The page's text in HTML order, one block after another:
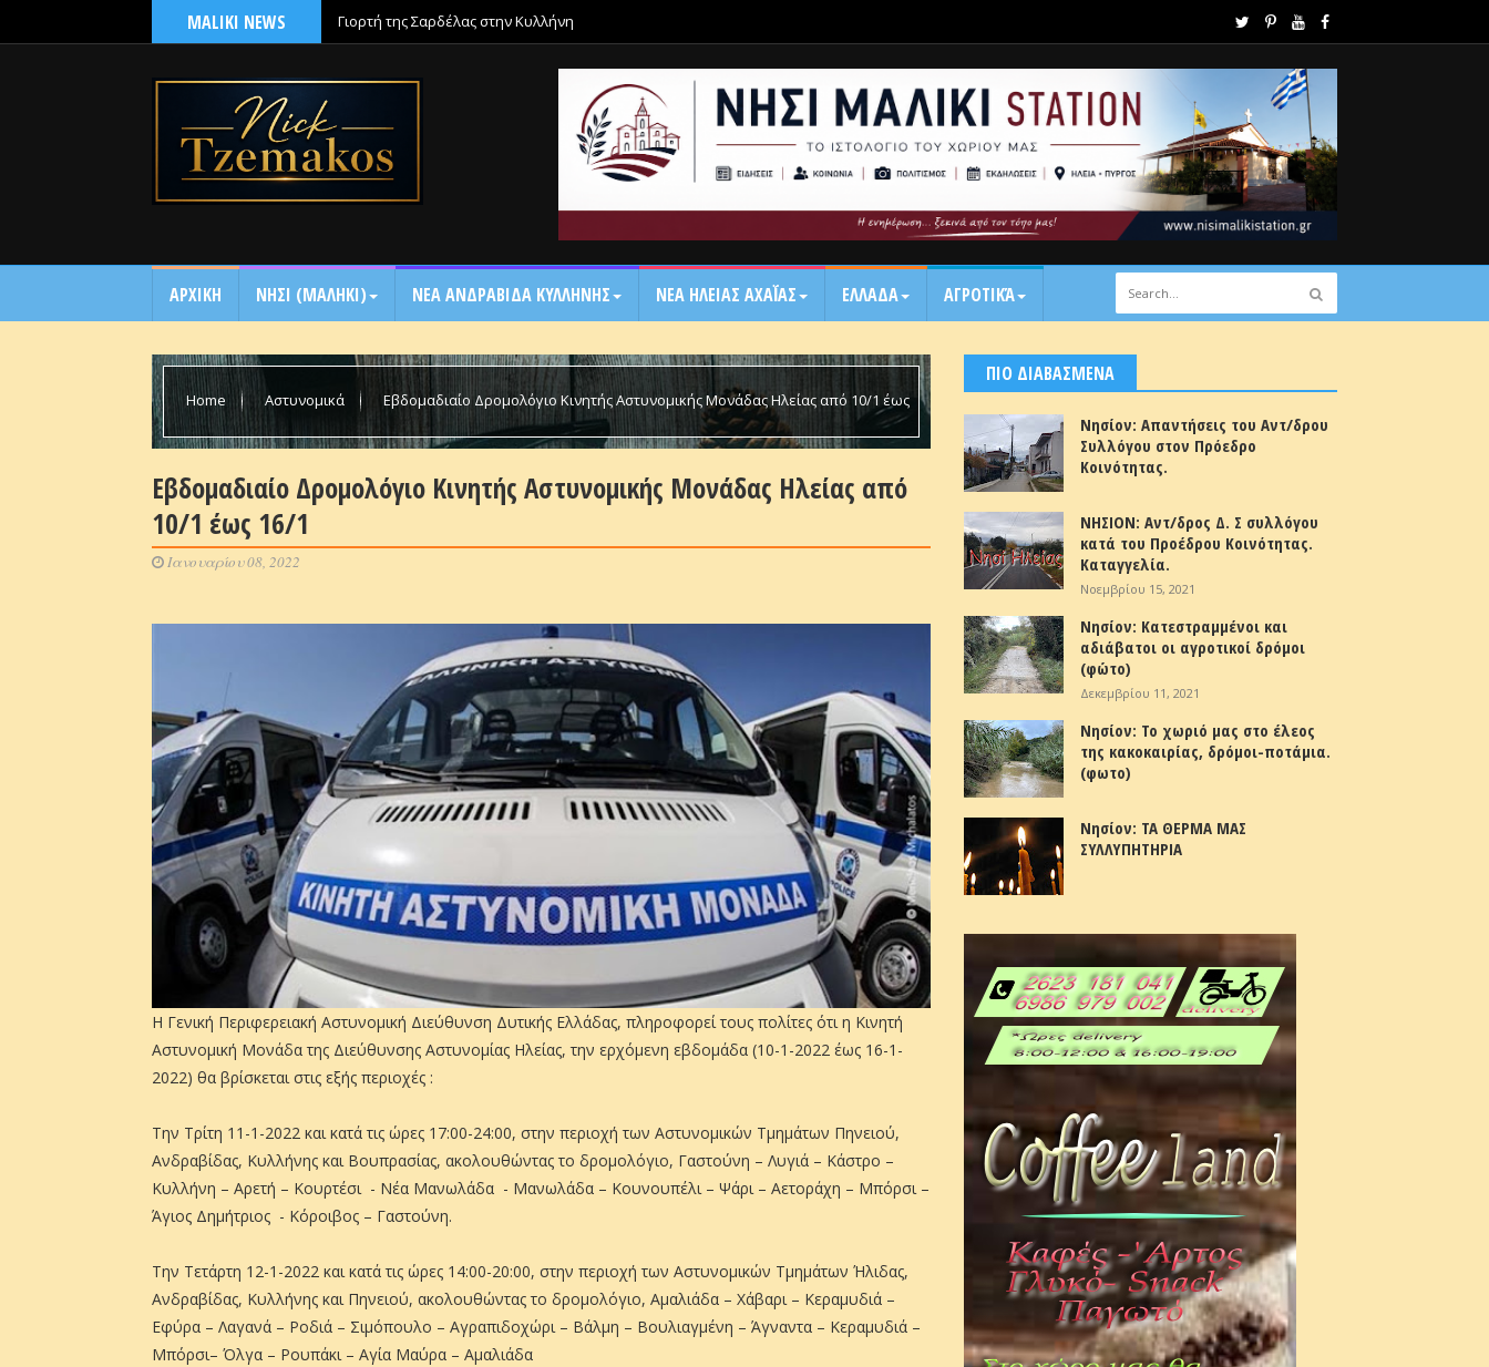
MALIKI NEWS Γιορτή της Σαρδέλας στην Κυλλήνη
ΑΡΧΙΚΗ NΗΣΙ (ΜΑΛΗΚΙ) ΝΕΑ ΑΝΔΡΑΒΙΔΑ ΚΥΛΛΗΝΗΣ ΝΕΑ ΗΛΕΙΑΣ ΑΧΑΪ́ΑΣ ΕΛΛΑΔΑ ΑΓΡΟΤΙΚΆ
Home Αστυνομικά Εβδομαδιαίο Δρομολόγιο Κινητής Αστυνομικής Μονάδας Ηλείας από 10/1 έως
Εβδομαδιαίο Δρομολόγιο Κινητής Αστυνομικής Μονάδας Ηλείας από
10/1 έως 16/1
Ιανουαρίου 08, 2022
Η Γενική Περιφερειακή Αστυνομική Διεύθυνση Δυτικής Ελλάδας, πληροφορεί τους πολίτες ότι η Κινητή
Αστυνομική Μονάδα της Διεύθυνσης Αστυνομίας Ηλείας, την ερχόμενη εβδομάδα (10-1-2022 έως 16-1-
2022) θα βρίσκεται στις εξής περιοχές :
Την Τρίτη 11-1-2022 και κατά τις ώρες 17:00-24:00, στην περιοχή των Αστυνομικών Τμημάτων Πηνειού,
Ανδραβίδας, Κυλλήνης και Βουπρασίας, ακολουθώντας το δρομολόγιο, Γαστούνη – Λυγιά – Κάστρο –
Κυλλήνη – Αρετή – Κουρτέσι - Νέα Μανωλάδα - Μανωλάδα – Κουνουπέλι – Ψάρι – Αετοράχη – Μπόρσι –
Άγιος Δημήτριος - Κόροιβος – Γαστούνη.
Την Τετάρτη 12-1-2022 και κατά τις ώρες 14:00-20:00, στην περιοχή των Αστυνομικών Τμημάτων Ήλιδας,
Ανδραβίδας, Κυλλήνης και Πηνειού, ακολουθώντας το δρομολόγιο, Αμαλιάδα – Χάβαρι – Κεραμυδιά –
Εφύρα – Λαγανά – Ροδιά – Σιμόπουλο – Αγραπιδοχώρι – Βάλμη – Βουλιαγμένη – Άγναντα – Κεραμυδιά –
Μπόρσι– Όλγα – Ρουπάκι – Αγία Μαύρα – Αμαλιάδα
ΠΙΟ ΔΙΑΒΑΣΜΕΝΑ
Νησίον: Απαντήσεις του Αντ/δρου
Συλλόγου στον Πρόεδρο
Κοινότητας.
ΝΗΣΙΟΝ: Αντ/δρος Δ. Σ συλλόγου
κατά του Προέδρου Κοινότητας.
Καταγγελία.
Νοεμβρίου 15, 2021
Νησίον: Κατεστραμμένοι και
αδιάβατοι οι αγροτικοί δρόμοι
(φώτο)
Δεκεμβρίου 11, 2021
Νησίον: Το χωριό μας στο έλεος
της κακοκαιρίας, δρόμοι-ποτάμια.
(φωτο)
Νησίον: ΤΑ ΘΕΡΜΑ ΜΑΣ
ΣΥΛΛΥΠΗΤΗΡΙΑ